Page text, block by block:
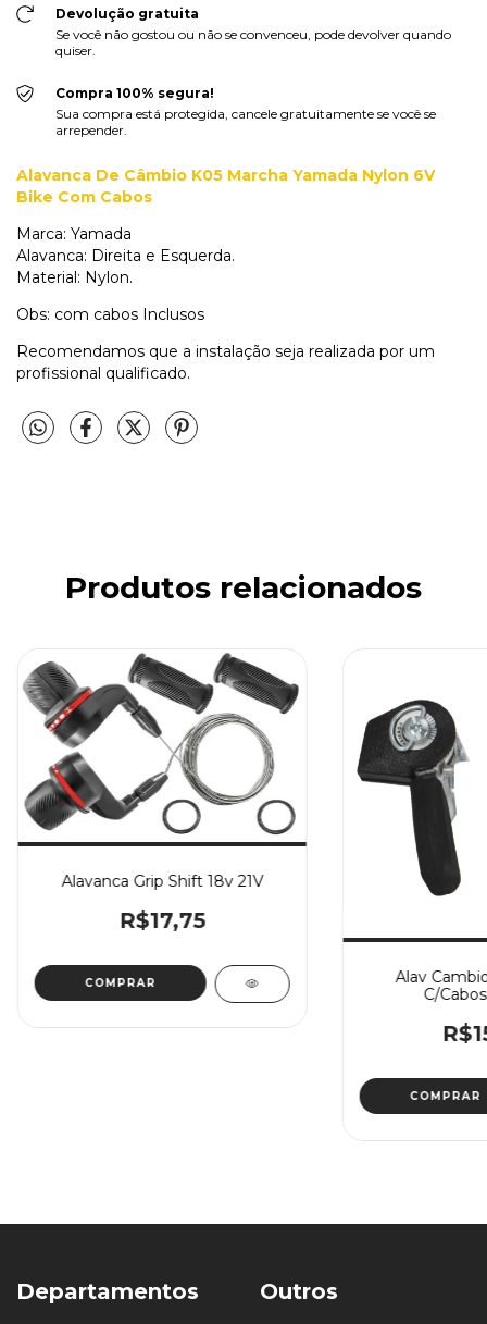
Devolução gratuita
Se você não gostou ou não se convenceu, pode devolver quando
quiser.
Compra 100% segura!
Sua compra está protegida, cancele gratuitamente se você se
arrepender.
Alavanca De Câmbio K05 Marcha Yamada Nylon 6V
Bike Com Cabos
Marca: Yamada
Alavanca: Direita e Esquerda.
Material: Nylon.
Obs: com cabos Inclusos
Recomendamos que a instalação seja realizada por um
profissional qualificado.
Produtos relacionados
Alavanca Grip Shift 18v 21V
R$17,75
Alav
C/
Departamentos Outros